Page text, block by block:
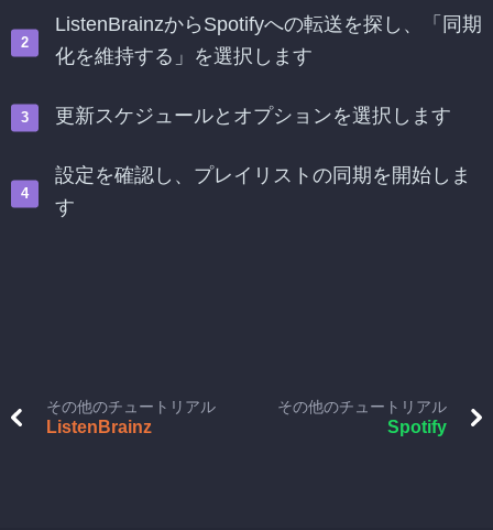
ListenBrainzからSpotifyへの転送を探し、「同期
化を維持する」を選択します
更新スケジュールとオプションを選択します
設定を確認し、プレイリストの同期を開始しま
す
その他のチュートリアル
ListenBrainz
その他のチュートリアル
Spotify